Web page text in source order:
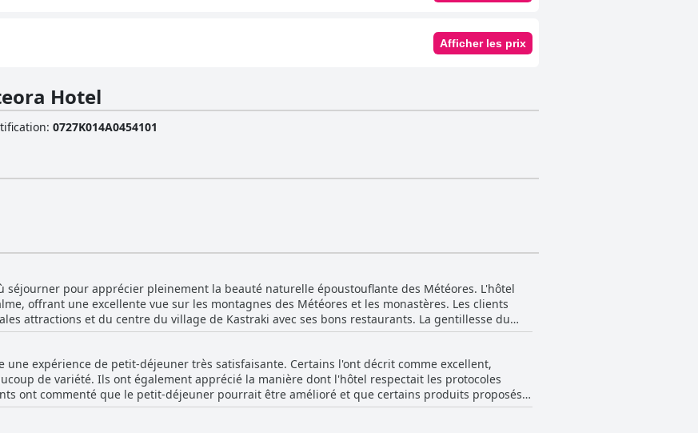
Afficher les prix
Hotel
: 0727K014A0454101
séjourner pour apprécier pleinement la beauté naturelle époustouflante des Météores. L'hôtel
offrant une excellente vue sur les montagnes des Météores et les monastères. Les clients
attractions et du centre du village de Kastraki avec ses bons restaurants. La gentillesse du
de l'hôtel ne font qu'ajouter à l'expérience. La vue panoramique exceptionnelle est
beauté de la nature environnante de l'hôtel, ce qui en fait un point de départ idéal pour les
L'hôtel est idéalement situé à deux minutes en voiture des Météores et de Kalambaka, et la vue
magnifique. Certains clients ont trouvé l'hôtel un peu excentré, mais le cadre paisible et à
Dans l'ensemble, un endroit parfait pour une expérience de vacances inoubliable.
une expérience de petit-déjeuner très satisfaisante. Certains l'ont décrit comme excellent,
de variété. Ils ont également apprécié la manière dont l'hôtel respectait les protocoles
ont commenté que le petit-déjeuner pourrait être amélioré et que certains produits proposés
ces problèmes mineurs, les clients ont globalement apprécié leur expérience de petit-